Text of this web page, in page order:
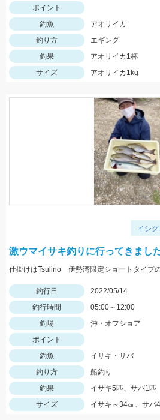
ポイント
釣魚
アオリイカ
釣り方
エギング
釣果
アオリイカ1杯
サイズ
アオリイカ1kg
イシ
激ウマイサキ釣りに行ってきまし
釣行日
2022/05/14
釣行時間
05:00～12:00
釣場
沖・オフショア
ポイント
釣魚
イサキ・サバ
釣り方
船釣り
釣果
イサキ5匹、サバ1匹
サイズ
イサキ～34㎝、サバ